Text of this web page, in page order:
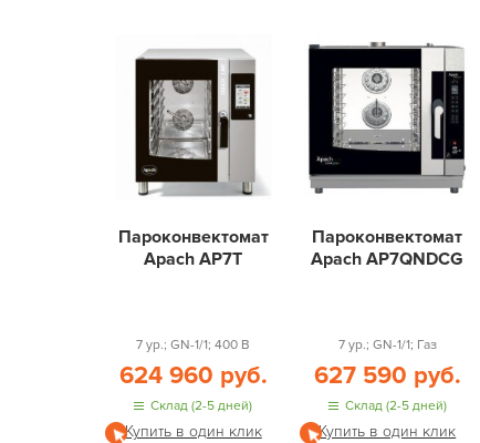
Пароконвектомат
Apach AP7T
7 ур.; GN-1/1; 400 В
624 960 руб.
Склад (2-5 дней)
Купить в один клик
Пароконвектомат
Apach AP7QNDCG
7 ур.; GN-1/1; Газ
627 590 руб.
Склад (2-5 дней)
Купить в один клик